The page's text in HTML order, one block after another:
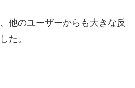
他のユーザーからも大きな反
た。